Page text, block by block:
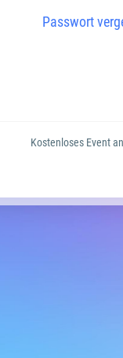
Passwort
Kostenloses Event